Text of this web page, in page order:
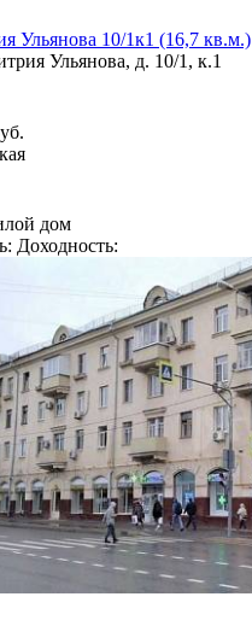
Ульянова 10/1к1 (16,7 кв.м.)
Ульянова, д. 10/1, к.1
дом
Доходность: